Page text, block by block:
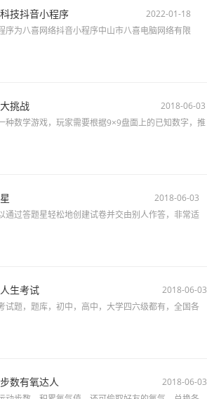
技抖音小程序
2022-01-18
序为八喜网络抖音小程序中山市八喜电脑网络有限
挑战
2018-06-03
种数学游戏，玩家需要根据9×9盘面上的已知数字，推
2018-06-03
通过答题星轻松地创建试卷并交由别人作答，非常适
生考试
2018-06-03
试题，题库，初中，高中，大学四六级都有，全国各
数有氧达人
2018-06-03